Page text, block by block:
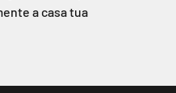
a casa tua